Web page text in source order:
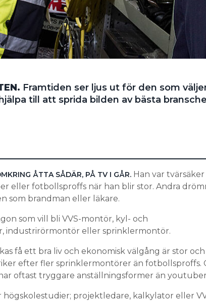
Framtiden ser ljus ut för den som
till att sprida bilden av bästa
ÅTTA SÅDÄR, PÅ TV I GÅR. Han var
eller fotbollsproffs när han blir stor. Andra
som brandman eller läkare.
som vill bli VVS-montör, kyl- och
industrirörmontör eller sprinklermontör.
få ett bra liv och ekonomisk välgång är stor och
efter fler sprinklermontörer än fotbollsproffs.
oftast tryggare anställningsformer än
högskolestudier; projektledare, kalkylator eller